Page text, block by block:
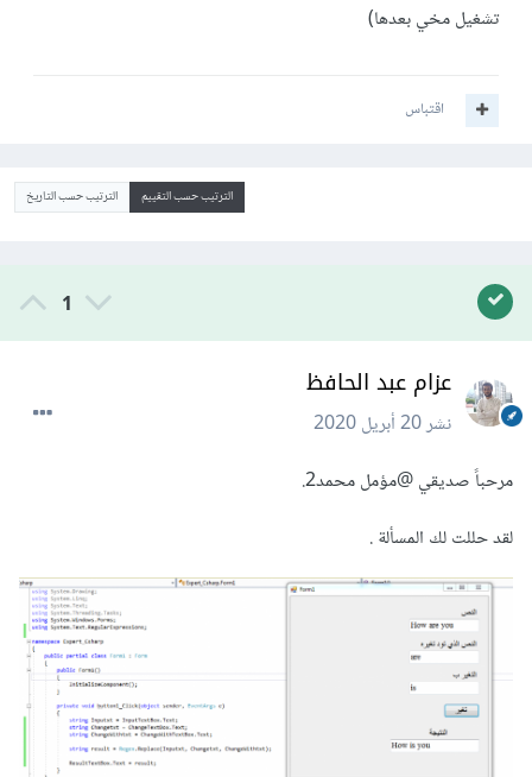
تشغيل مخي بعدها)
اقتباس
الترتيب حسب التقييم الترتيب حسب التاريخ
1
عزام عبد الحافظ
نشر20 أبريل 2020
مرحباً صديقي@مؤمل محمد2 .
لقد حللت لك المسألة .